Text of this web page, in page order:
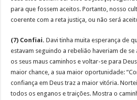
para que fossem aceitos. Portanto, nosso
coerente com a reta justiça, ou não será
(7) Confiai. Davi tinha muita esperança de
estavam seguindo a rebelião haveriam de
os seus maus caminhos e voltar-se para
maior chance, a sua maior oportunidade:
confiança em Deus traz a maior vitória.
todos os enganos e traições. Mostra o